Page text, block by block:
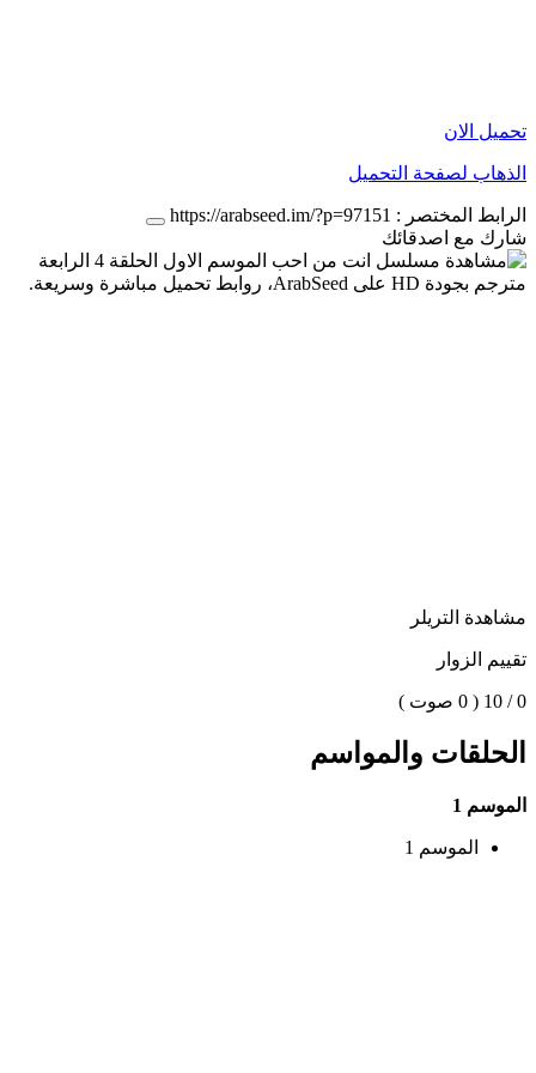
تحميل الان
الذهاب لصفحة التحميل
الرابط المختصر : https://arabseed.im/?p=97151
شارك مع اصدقائك
مشاهدة التريلر
تقييم الزوار
0 / 10 ( 0 صوت )
الحلقات والمواسم
الموسم 1
الموسم 1